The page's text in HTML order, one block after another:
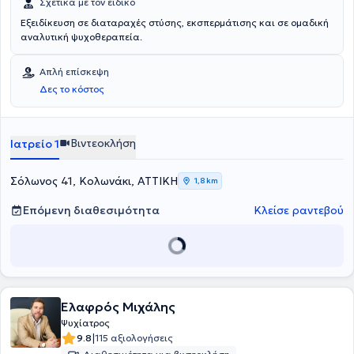
Εξειδίκευση σε διαταραχές στύσης, εκσπερμάτισης και σε ομαδική
αναλυτική ψυχοθεραπεία.
Απλή επίσκεψη
Δες το κόστος
Ιατρείο 1 Βιντεοκλήση
Σόλωνος 41, Κολωνάκι, ΑΤΤΙΚΗ 1,8 km
Επόμενη διαθεσιμότητα Κλείσε ραντεβού
Ελαφρός Μιχάλης
Ψυχίατρος
9.8|115 αξιολογήσεις